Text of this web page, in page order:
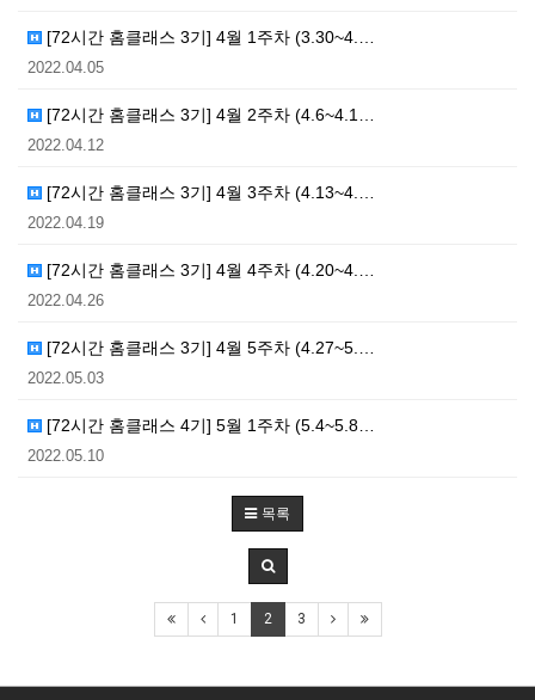
[72시간 홈클래스 3기] 4월 1주차 (3.30~4.…
2022.04.05
[72시간 홈클래스 3기] 4월 2주차 (4.6~4.1…
2022.04.12
[72시간 홈클래스 3기] 4월 3주차 (4.13~4.…
2022.04.19
[72시간 홈클래스 3기] 4월 4주차 (4.20~4.…
2022.04.26
[72시간 홈클래스 3기] 4월 5주차 (4.27~5.…
2022.05.03
[72시간 홈클래스 4기] 5월 1주차 (5.4~5.8…
2022.05.10
목록
1 2 3